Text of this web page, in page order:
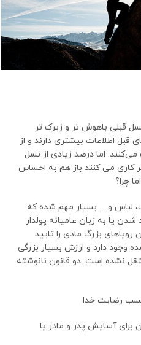
قبلی باهوش تر و زیرک تر
اطلاعات بیشتری دارند و از
اما درصد زیادی از نسل
کاری می کنند باز هم به احساس
چرا؟
لباس و… بسیار مهم شده که
یا به زبان عامیانه پولدار
بزرگ مادی را تایید
وجود دارد و ارزش بسیار بزرگی
نشده است. دو قانون نانوشته
کسب رضایت خدا
آسایش پدر و مادر یا